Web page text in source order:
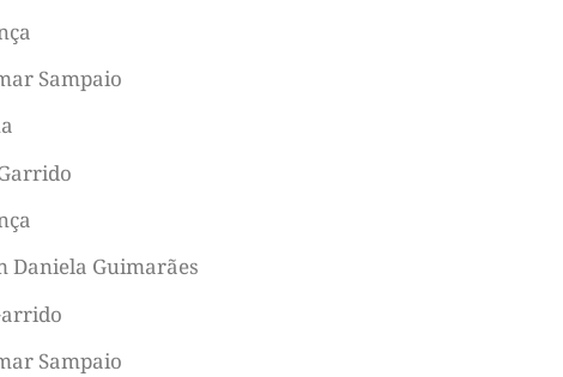
Sampaio
Daniela Guimarães
Sampaio